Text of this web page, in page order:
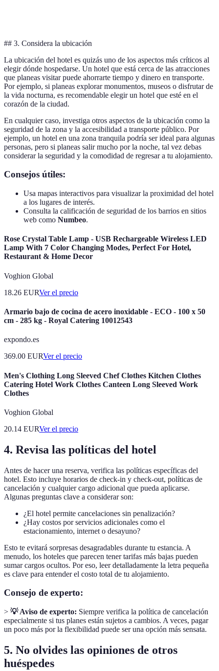
## 3. Considera la ubicación
La ubicación del hotel es quizás uno de los aspectos más críticos al
elegir dónde hospedarse. Un hotel que está cerca de las atracciones
que planeas visitar puede ahorrarte tiempo y dinero en transporte.
Por ejemplo, si planeas explorar monumentos, museos o disfrutar de
la vida nocturna, es recomendable elegir un hotel que esté en el
corazón de la ciudad.
En cualquier caso, investiga otros aspectos de la ubicación como la
seguridad de la zona y la accesibilidad a transporte público. Por
ejemplo, un hotel en una zona tranquila podría ser ideal para algunas
personas, pero si planeas salir mucho por la noche, tal vez debas
considerar la seguridad y la comodidad de regresar a tu alojamiento.
Consejos útiles:
Usa mapas interactivos para visualizar la proximidad del hotel
a los lugares de interés.
Consulta la calificación de seguridad de los barrios en sitios
web como Numbeo.
Rose Crystal Table Lamp - USB Rechargeable Wireless LED
Lamp With 7 Color Changing Modes, Perfect For Hotel,
Restaurant & Home Decor
Voghion Global
18.26 EURVer el precio
Armario bajo de cocina de acero inoxidable - ECO - 100 x 50
cm - 285 kg - Royal Catering 10012543
expondo.es
369.00 EURVer el precio
Men's Clothing Long Sleeved Chef Clothes Kitchen Clothes
Catering Hotel Work Clothes Canteen Long Sleeved Work
Clothes
Voghion Global
20.14 EURVer el precio
4. Revisa las políticas del hotel
Antes de hacer una reserva, verifica las políticas específicas del
hotel. Esto incluye horarios de check-in y check-out, políticas de
cancelación y cualquier cargo adicional que pueda aplicarse.
Algunas preguntas clave a considerar son:
¿El hotel permite cancelaciones sin penalización?
¿Hay costos por servicios adicionales como el
estacionamiento, internet o desayuno?
Esto te evitará sorpresas desagradables durante tu estancia. A
menudo, los hoteles que parecen tener tarifas más bajas pueden
sumar cargos ocultos. Por eso, leer detalladamente la letra pequeña
es clave para entender el costo total de tu alojamiento.
Consejo de experto:
> 💡 Aviso de experto: Siempre verifica la política de cancelación
especialmente si tus planes están sujetos a cambios. A veces, pagar
un poco más por la flexibilidad puede ser una opción más sensata.
5. No olvides las opiniones de otros
huéspedes